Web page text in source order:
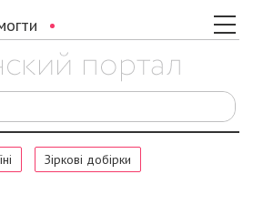
Зіркові добірки